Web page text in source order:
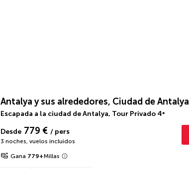
Antalya y sus alrededores, Ciudad de Antalya
Escapada a la ciudad de Antalya, Tour Privado 4*
Desde 779 € / pers
3 noches, vuelos incluidos
Gana 779+Millas